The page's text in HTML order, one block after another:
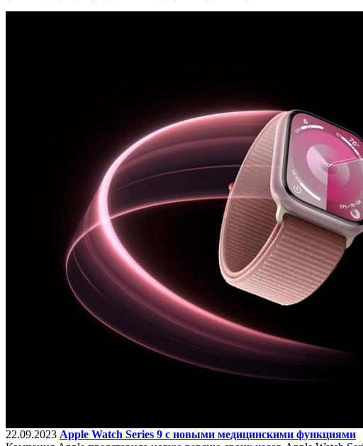
22.09.2023 Apple Watch Series 9 с новыми медицинскими функциями